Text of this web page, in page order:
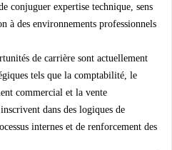
conjuguer expertise technique, sens
à des environnements professionnels
de carrière sont actuellement
tels que la comptabilité, le
commercial et la vente
dans des logiques de
internes et de renforcement des